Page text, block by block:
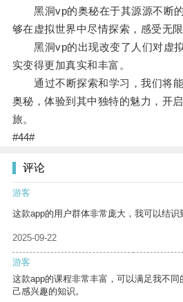
黑洞vp的奥秘在于其源源不断的
够在虚拟世界中尽情探索，感受无限
黑洞vp的出现改变了人们对虚拟
实变得更加真实和丰富。
通过不断探索和学习，我们将能
奥秘，体验到其中独特的魅力，开
旅。
#44#
评论
游客
这款app的用户群体非常庞大，我可以结识
2025-09-22
游客
这款app的课程非常丰富，可以满足我不
己感兴趣的知识。